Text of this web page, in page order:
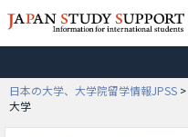
日本の大学、大学院留学情報JPSS >
大学